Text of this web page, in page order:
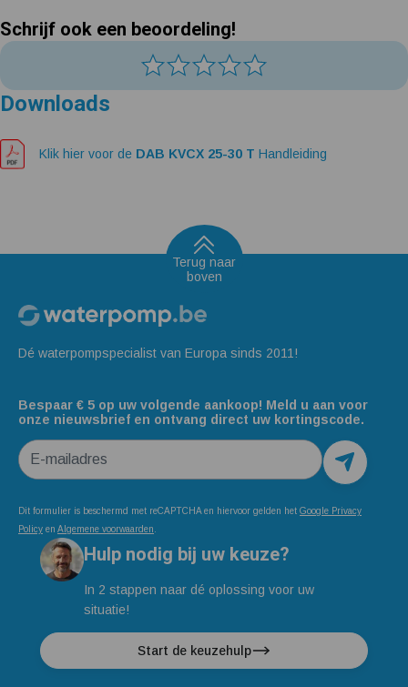
Schrijf ook een beoordeling!
Downloads
Klik hier voor de DAB KVCX 25-30 T Handleiding
Terug naar
boven
Dé waterpompspecialist van Europa sinds 2011!
Bespaar € 5 op uw volgende aankoop! Meld u aan voor
onze nieuwsbrief en ontvang direct uw kortingscode.
E-mailadres
Dit formulier is beschermd met reCAPTCHA en hiervoor gelden het Google Privacy
Policy en Algemene voorwaarden
Hulp nodig bij uw keuze?
In 2 stappen naar dé oplossing voor uw
situatie!
Start de keuzehulp